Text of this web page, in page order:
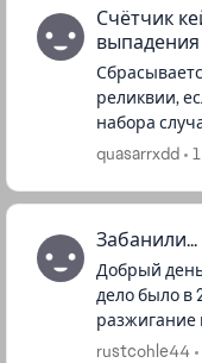
Счётчик
реликвии?
реликвии,
набора
реликвии.
quasarrxdd
Забанили...
Добрый
дело было в
разжигание
ребятами из
rustcohle44